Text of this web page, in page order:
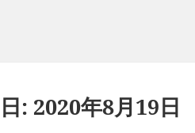
日: 2020年8月19日